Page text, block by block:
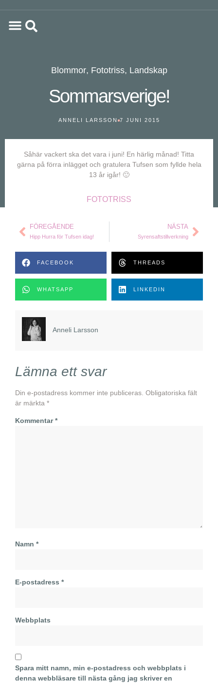
Blommor, Fototriss, Landskap
Sommarsverige!
ANNELI LARSSON 7 JUNI 2015
Såhär vackert ska det vara i juni! En härlig månad! Titta
gärna på förra inlägget och gratulera Tufsen som fyllde hela
13 år igår! 🙂
FOTOTRISS
FÖREGÅENDE
Hipp Hurra för Tufsen idag!
NÄSTA
Syrensaftstillverkning
FACEBOOK THREADS
WHATSAPP LINKEDIN
Anneli Larsson
Lämna ett svar
Din e-postadress kommer inte publiceras. Obligatoriska fält
är märkta *
Kommentar*
Namn *
E-postadress *
Webbplats
Spara mitt namn, min e-postadress och webbplats i
denna webbläsare till nästa gång jag skriver en